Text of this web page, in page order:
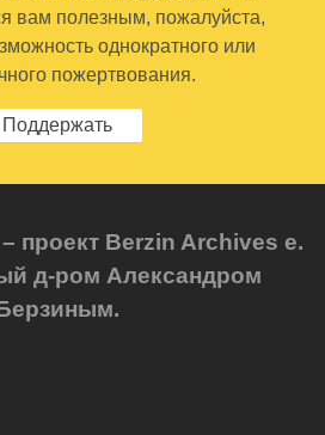
вам полезным, пожалуйста,
однократного или
пожертвования.
Поддержать
проект Berzin Archives e.
д-ром Александром